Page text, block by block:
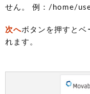
せん。 例：/home/
次へボタンを押すとベ
れます。